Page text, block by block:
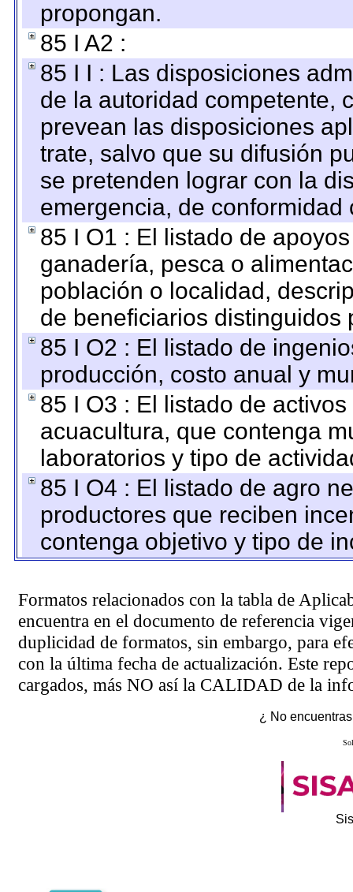
propongan.
85 I A2 :
85 I I : Las disposiciones
de la autoridad competente,
prevean las disposiciones
trate, salvo que su difusión
se pretenden lograr con la
emergencia, de
85 I O1 : El listado de
ganadería, pesca o
población o localidad,
de beneficiarios distinguidos
85 I O2 : El listado de
producción, costo anual y
85 I O3 : El listado de
acuacultura, que contenga
laboratorios y tipo de
85 I O4 : El listado de agro
productores que reciben
contenga objetivo y tipo de
Formatos relacionados con la tabla de
encuentra en el documento de referencia
duplicidad de formatos, sin embargo, para
con la última fecha de actualización. Este
cargados, más NO así la CALIDAD de la
¿ No